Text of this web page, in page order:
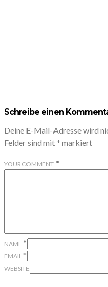
Schreibe einen
Deine E-Mail-Adresse wird
Felder sind mit * markiert
YOUR COMMENT *
NAME *
EMAIL *
WEBSITE